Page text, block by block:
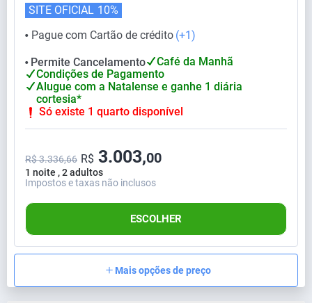
⬤ Pague com Cartão de crédito (+1)
SITE OFICIAL 10%
⬤ Permite Cancelamento
Café da Manhã
Condições de Pagamento
Alugue com a Natalense e ganhe 1 diária
cortesia*
Só existe 1 quarto disponível
1 noite , 2 adultos
R$ 3.336,66 R$ 3.003,00
Impostos e taxas não inclusos
ESCOLHER
Mais opções de preço